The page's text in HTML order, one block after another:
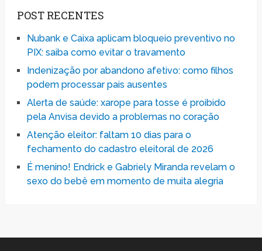
POST RECENTES
Nubank e Caixa aplicam bloqueio preventivo no
PIX: saiba como evitar o travamento
Indenização por abandono afetivo: como filhos
podem processar pais ausentes
Alerta de saúde: xarope para tosse é proibido
pela Anvisa devido a problemas no coração
Atenção eleitor: faltam 10 dias para o
fechamento do cadastro eleitoral de 2026
É menino! Endrick e Gabriely Miranda revelam o
sexo do bebê em momento de muita alegria